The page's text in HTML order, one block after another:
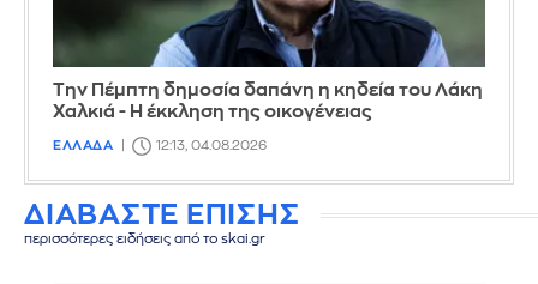
Την Πέμπτη δημοσία δαπάνη η κηδεία του Λάκη
Χαλκιά - Η έκκληση της οικογένειας
ΕΛΛΑΔΑ 12:13, 04.08.2026
ΔΙΑΒΑΣΤΕ ΕΠΙΣΗΣ
περισσότερες ειδήσεις από το skai.gr